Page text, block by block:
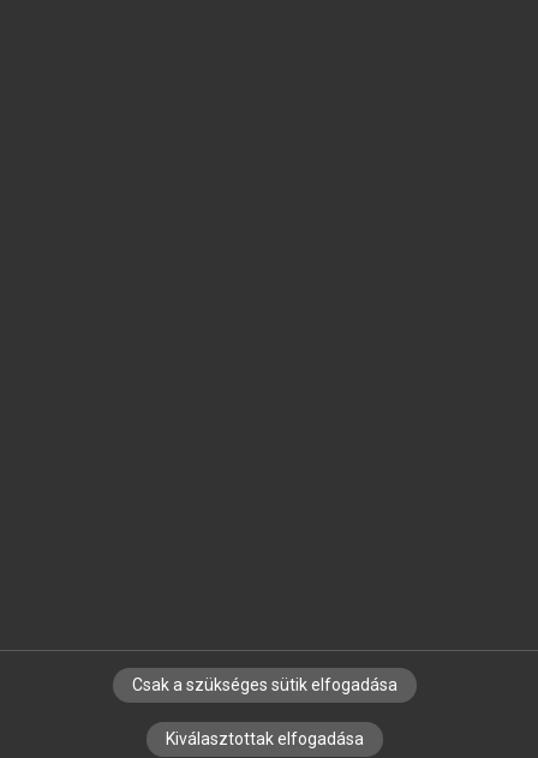
IRATKOZZ FEL HÍRLEVELÜNKRE!
Csak a szükséges sütik elfogadása
Kiválasztottak elfogadása